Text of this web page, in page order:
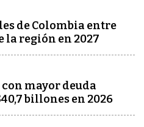
de Colombia entre
la región en 2027
con mayor deuda
billones en 2026